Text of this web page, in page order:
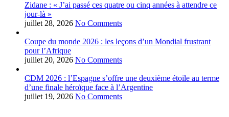
Zidane : « J’ai passé ces quatre ou cinq années à attendre ce
jour-là »
juillet 28, 2026 No Comments
Coupe du monde 2026 : les leçons d’un Mondial frustrant
pour l’Afrique
juillet 20, 2026 No Comments
CDM 2026 : l’Espagne s’offre une deuxième étoile au terme
d’une finale héroïque face à l’Argentine
juillet 19, 2026 No Comments